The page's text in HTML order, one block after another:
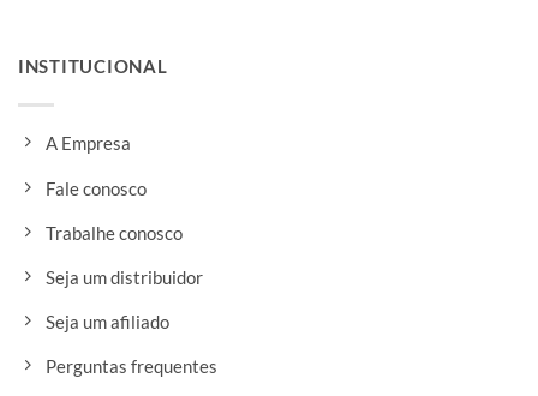
INSTITUCIONAL
A Empresa
Fale conosco
Trabalhe conosco
Seja um distribuidor
Seja um afiliado
Perguntas frequentes